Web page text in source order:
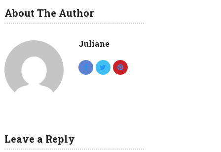
About The Author
Juliane
Leave a Reply